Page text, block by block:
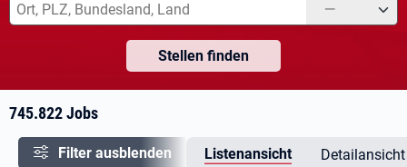
—
Stellen finden
745.822 Jobs
Filter ausblenden Listenansicht Detailansicht